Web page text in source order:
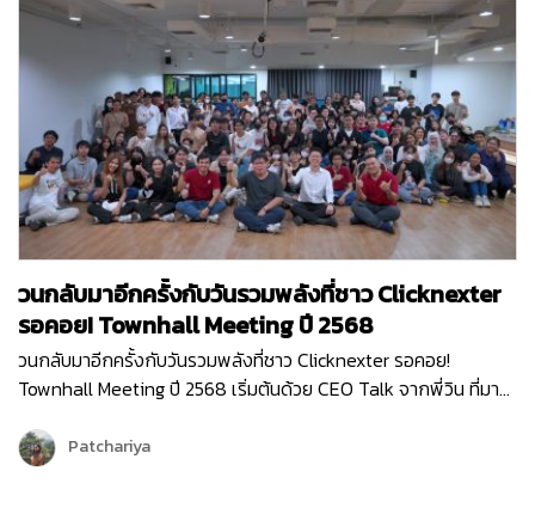
วนกลับมาอีกครั้งกับวันรวมพลังที่ชาว Clicknexter
รอคอย! Townhall Meeting ปี 2568
วนกลับมาอีกครั้งกับวันรวมพลังที่ชาว Clicknexter รอคอย!
Townhall Meeting ปี 2568 เริ่มต้นด้วย CEO Talk จากพี่วิน ที่มา
โอกาสและความท้าทาย ปีนี้ Clicknext มุ่งเน้นการขยายบริการและ
พัฒนาผลิตภัณฑ์ให้ตอบโจทย์ลูกค้ามากยิ่งขึ้น พร้อมกล่าวขอบคุณ
Patchariya